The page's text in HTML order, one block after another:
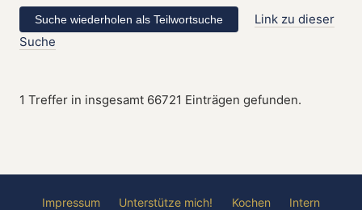
Link zu dieser
Suche
1 Treffer in insgesamt 66721 Einträgen gefunden.
Impressum Unterstütze mich! Kochen Intern